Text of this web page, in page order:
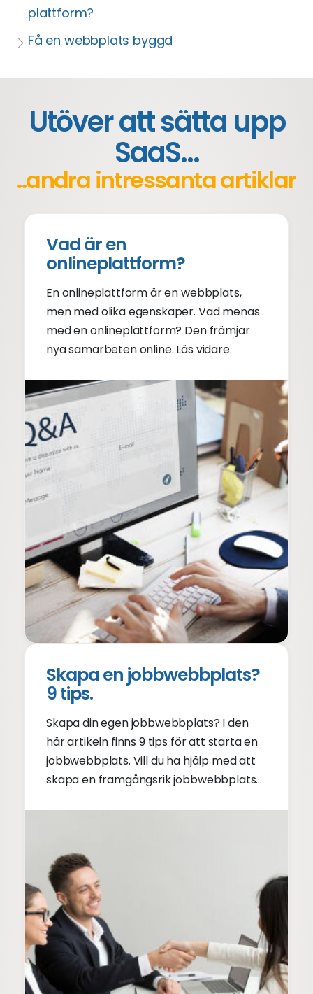
plattform?
Få en webbplats byggd
Utöver att sätta upp
SaaS...
..andra intressanta artiklar
Vad är en
onlineplattform?
En onlineplattform är en webbplats,
men med olika egenskaper. Vad menas
med en onlineplattform? Den främjar
nya samarbeten online. Läs vidare.
Skapa en jobbwebbplats?
9 tips.
Skapa din egen jobbwebbplats? I den
här artikeln finns 9 tips för att starta en
jobbwebbplats. Vill du ha hjälp med att
skapa en framgångsrik jobbwebbplats?